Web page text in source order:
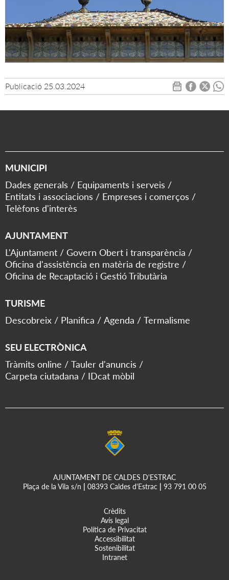
Publicació 25.03.2024
MUNICIPI
Dades generals
Equipaments i serveis
Entitats i associacions
Empreses i comerços
Telèfons d'interès
AJUNTAMENT
L'Ajuntament
Govern Obert i transparència
Oficina d'assistència en matèria de registre
Oficina de Recaptació i Gestió Tributària
TURISME
Descobreix
Planifica Agenda Termalisme
SEU ELECTRÒNICA
Tràmits online
Tauler d'anuncis
Carpeta ciutadana
IDcat mòbil
AJUNTAMENT DE CALDES D'ESTRAC
Plaça de la Vila s/n
08393 Caldes d'Estrac 93 791 00 05
Crèdits
Avís legal
Política de Privacitat
Accessibilitat
Sostenibilitat
Intranet